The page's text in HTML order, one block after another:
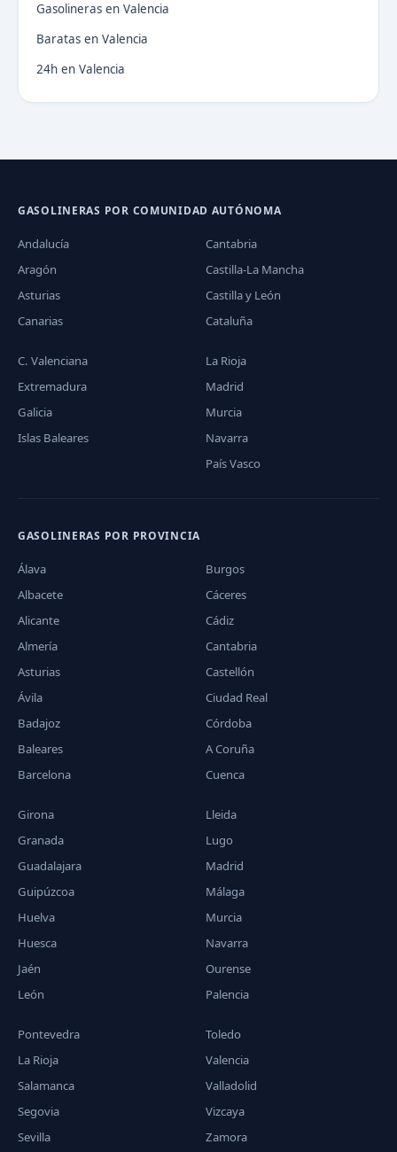
Gasolineras en Valencia
Baratas en Valencia
24h en Valencia
GASOLINERAS POR COMUNIDAD AUTÓNOMA
Andalucía
Aragón
Asturias
Canarias
Cantabria
Castilla-La Mancha
Castilla y León
Cataluña
C. Valenciana
Extremadura
Galicia
Islas Baleares
La Rioja
Madrid
Murcia
Navarra
País Vasco
GASOLINERAS POR PROVINCIA
Álava
Albacete
Alicante
Almería
Asturias
Ávila
Badajoz
Baleares
Barcelona
Burgos
Cáceres
Cádiz
Cantabria
Castellón
Ciudad Real
Córdoba
A Coruña
Cuenca
Girona
Granada
Guadalajara
Guipúzcoa
Huelva
Huesca
Jaén
León
Lleida
Lugo
Madrid
Málaga
Murcia
Navarra
Ourense
Palencia
Pontevedra
La Rioja
Salamanca
Segovia
Sevilla
Toledo
Valencia
Valladolid
Vizcaya
Zamora